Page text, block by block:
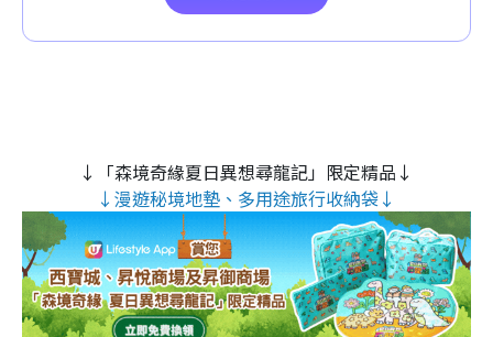
↓「森境奇緣夏日異想尋龍記」限定精品↓
↓漫遊秘境地墊、多用途旅行收納袋↓